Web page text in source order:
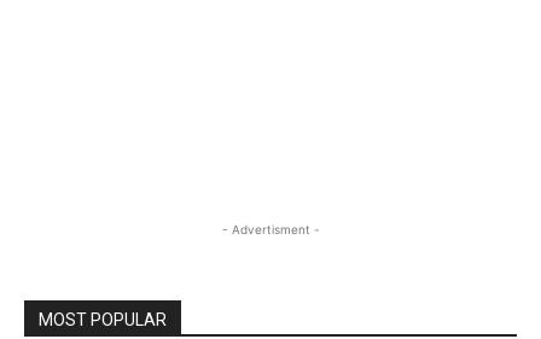
- Advertisment -
MOST POPULAR